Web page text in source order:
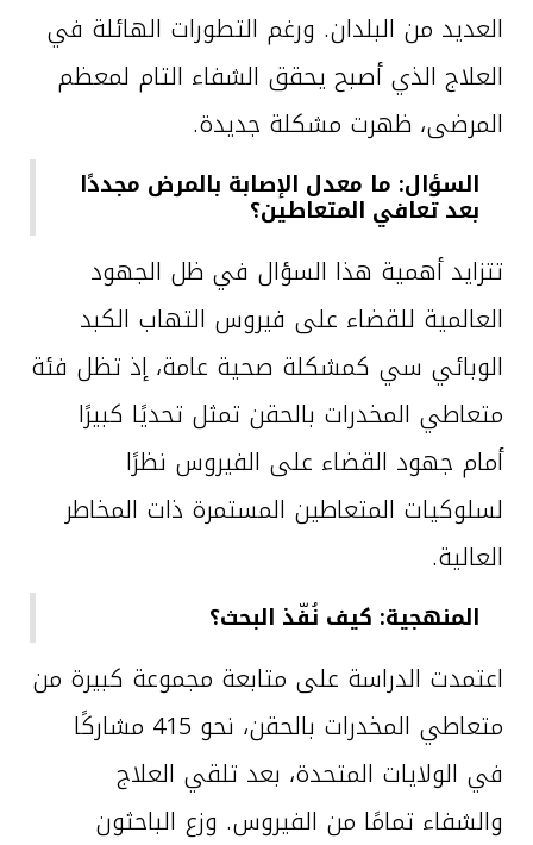
العديد من البلدان. ورغم التطورات الهائلة في
العلاج الذي أصبح يحقق الشفاء التام لمعظم
المرضى، ظهرت مشكلة جديدة.
السؤال: ما معدل الإصابة بالمرض مجددًا
بعد تعافي المتعاطين؟
تتزايد أهمية هذا السؤال في ظل الجهود
العالمية للقضاء على فيروس التهاب الكبد
الوبائي سي كمشكلة صحية عامة، إذ تظل فئة
متعاطي المخدرات بالحقن تمثل تحديًا كبيرًا
أمام جهود القضاء على الفيروس نظرًا
لسلوكيات المتعاطين المستمرة ذات المخاطر
العالية.
المنهجية: كيف نُفّذ البحث؟
اعتمدت الدراسة على متابعة مجموعة كبيرة من
متعاطي المخدرات بالحقن، نحو 415 مشاركًا
في الولايات المتحدة، بعد تلقي العلاج
والشفاء تمامًا من الفيروس. وزع الباحثون